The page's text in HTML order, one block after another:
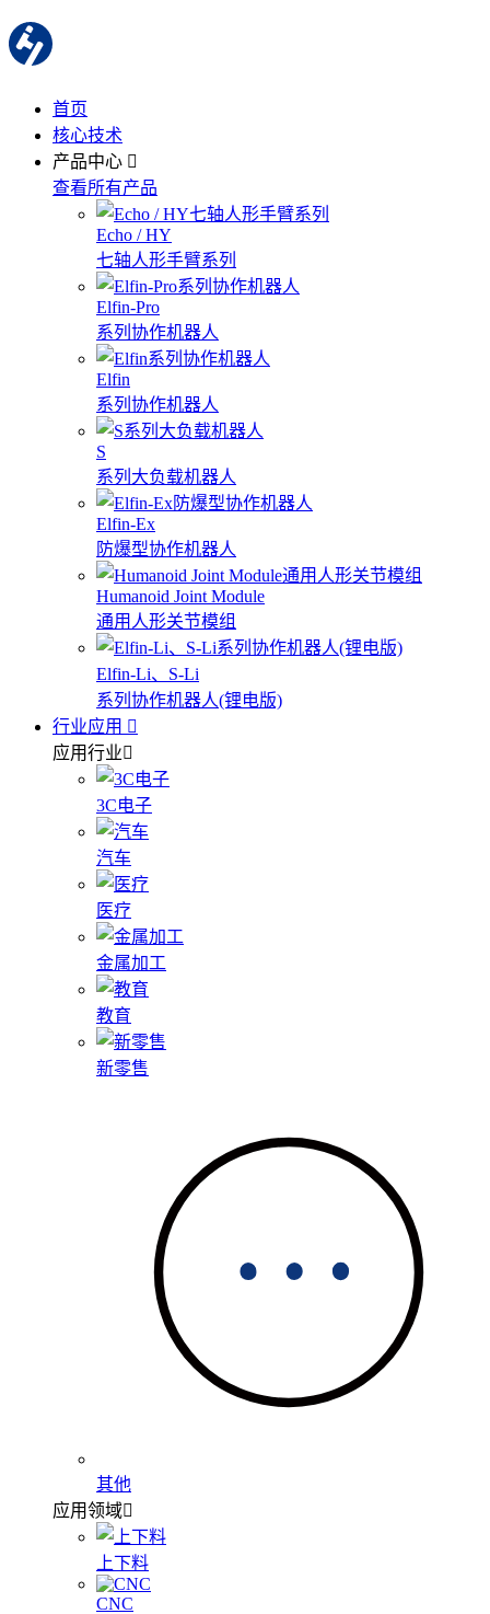
首页
核心技术
产品中心
查看所有产品
Echo / HY
七轴人形手臂系列
Elfin-Pro
系列协作机器人
Elfin
系列协作机器人
S
系列大负载机器人
Elfin-Ex
防爆型协作机器人
Humanoid Joint Module
通用人形关节模组
Elfin-Li、S-Li
系列协作机器人(锂电版)
行业应用
应用行业
3C电子
汽车
医疗
金属加工
教育
新零售
其他
应用领域
上下料
CNC